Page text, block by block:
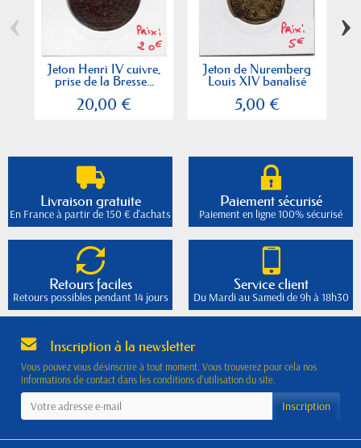
Jeton Henri IV cuivre,
prise de la Bresse...
20,00 €
Jeton de Nuremberg
Louis XIV banalisé
5,00 €
‹ ›
Livraison gratuite
En France à partir de 150 € d'achats
Paiement sécurisé
Paiement en ligne 100% sécurisé
Retours faciles
Retours possibles pendant 14 jours
Service client
Du Mardi au Samedi de 9h à 18h30
Inscription à la newsletter
Vous pouvez vous désinscrire à tout moment. Vous trouverez pour cela nos
informations de contact dans les conditions d'utilisation du site.